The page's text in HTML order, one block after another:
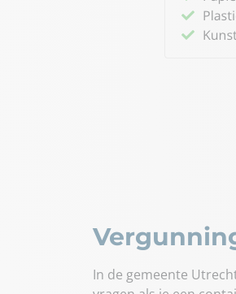
In de gemeente